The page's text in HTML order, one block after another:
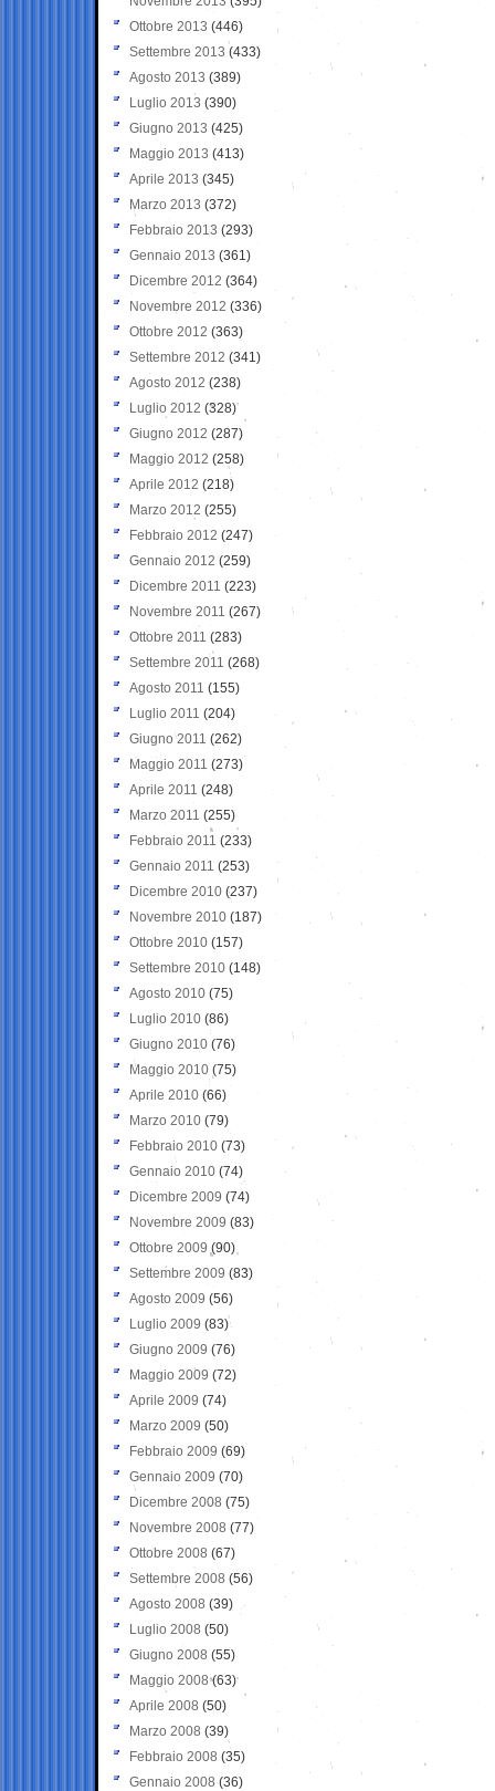
Ottobre 2013 (446)
Settembre 2013 (433)
Agosto 2013 (389)
Luglio 2013 (390)
Giugno 2013 (425)
Maggio 2013 (413)
Aprile 2013 (345)
Marzo 2013 (372)
Febbraio 2013 (293)
Gennaio 2013 (361)
Dicembre 2012 (364)
Novembre 2012 (336)
Ottobre 2012 (363)
Settembre 2012 (341)
Agosto 2012 (238)
Luglio 2012 (328)
Giugno 2012 (287)
Maggio 2012 (258)
Aprile 2012 (218)
Marzo 2012 (255)
Febbraio 2012 (247)
Gennaio 2012 (259)
Dicembre 2011 (223)
Novembre 2011 (267)
Ottobre 2011 (283)
Settembre 2011 (268)
Agosto 2011 (155)
Luglio 2011 (204)
Giugno 2011 (262)
Maggio 2011 (273)
Aprile 2011 (248)
Marzo 2011 (255)
Febbraio 2011 (233)
Gennaio 2011 (253)
Dicembre 2010 (237)
Novembre 2010 (187)
Ottobre 2010 (157)
Settembre 2010 (148)
Agosto 2010 (75)
Luglio 2010 (86)
Giugno 2010 (76)
Maggio 2010 (75)
Aprile 2010 (66)
Marzo 2010 (79)
Febbraio 2010 (73)
Gennaio 2010 (74)
Dicembre 2009 (74)
Novembre 2009 (83)
Ottobre 2009 (90)
Settembre 2009 (83)
Agosto 2009 (56)
Luglio 2009 (83)
Giugno 2009 (76)
Maggio 2009 (72)
Aprile 2009 (74)
Marzo 2009 (50)
Febbraio 2009 (69)
Gennaio 2009 (70)
Dicembre 2008 (75)
Novembre 2008 (77)
Ottobre 2008 (67)
Settembre 2008 (56)
Agosto 2008 (39)
Luglio 2008 (50)
Giugno 2008 (55)
Maggio 2008(63)
Aprile 2008 (50)
Marzo 2008 (39)
Febbraio 2008 (35)
Gennaio 2008 (36)